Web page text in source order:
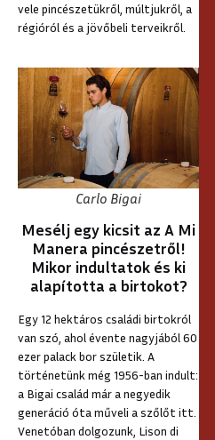
vele pincészetükről, múltjukről, a
régióról és a jövőbeli terveikről.
Carlo Bigai
Mesélj egy kicsit az A Mi
Manera pincészetről!
Mikor indultatok és ki
alapította a birtokot?
Egy 12 hektáros családi birtokról
van szó, ahol évente nagyjából 60
ezer palack bor születik. A
történetünk még 1956-ban indult:
a Bigai család már a negyedik
generáció óta műveli a szőlőt itt.
Venetóban dolgozunk, Lison di